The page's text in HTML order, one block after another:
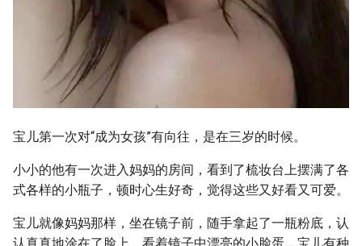
宝儿第一次对“成为女孩”有向往，是在三岁的时候。
小小的他有一次进入妈妈的房间，看到了梳妆台上摆满了各
式各样的小瓶子，顿时心生好奇，觉得这些又好看又可爱。
宝儿就像妈妈那样，坐在镜子前，随手拿起了一瓶粉底，认